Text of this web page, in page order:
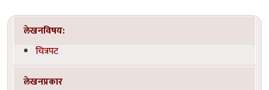
लेखनविषय:
चित्रपट
लेखनप्रकार